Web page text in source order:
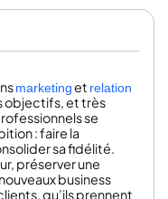
marketinget relation
objectifs, et très
se
: faire la
sa fidélité.
préserver une
business
qu’ils prennent